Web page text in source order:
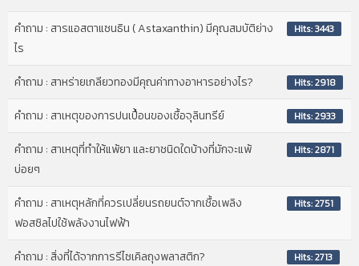
คำถาม : สารแอสตาแซนธิน ( Astaxanthin) มีคุณสมบัติย่าง
ไร
Hits: 3443
คำถาม : สาหร่ายเกลียวทองมีคุณค่าทางอาหารอย่างไร? Hits: 2918
คำถาม : สาเหตุของการปนเปื้อนของเชื้อจุลินทรีย์ Hits: 2933
คำถาม : สาเหตุที่ทำให้แพ้ยา และยาชนิดใดบ้างที่มักจะแพ้
บ่อยๆ
Hits: 2871
คำถาม : สาเหตุหลักที่ควรเปลี่ยนรถยนต์จากเชื้อเพลิง
ฟอสซิลไปใช้พลังงานไฟฟ้า
Hits: 2751
คำถาม : สิ่งที่ได้จากการรีไซเคิลถุงพลาสติก? Hits: 2713